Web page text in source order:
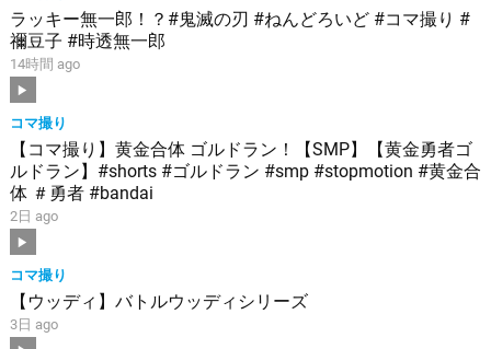
ラッキー無一郎！？#鬼滅の刃 #ねんどろいど #コマ撮り #
禰豆子 #時透無一郎
14時間 ago
コマ撮り
【コマ撮り】黄金合体 ゴルドラン！【SMP】【黄金勇者ゴ
ルドラン】#shorts #ゴルドラン #smp #stopmotion #黄金合
体 ＃勇者 #bandai
2日 ago
コマ撮り
【ウッディ】バトルウッディシリーズ
3日 ago